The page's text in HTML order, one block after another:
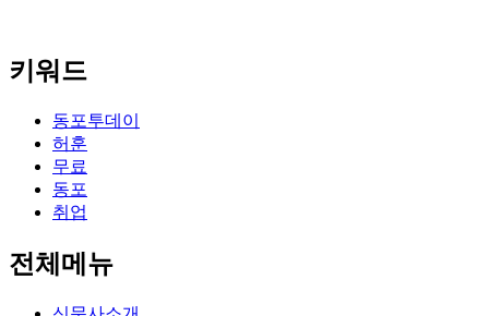
키워드
동포투데이
허훈
무료
동포
취업
전체메뉴